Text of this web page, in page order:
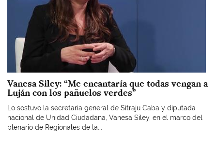
Vanesa Siley: “Me encantaría que todas vengan a
Luján con los pañuelos verdes”
Lo sostuvo la secretaria general de Sitraju Caba y diputada
nacional de Unidad Ciudadana, Vanesa Siley, en el marco del
plenario de Regionales de la...